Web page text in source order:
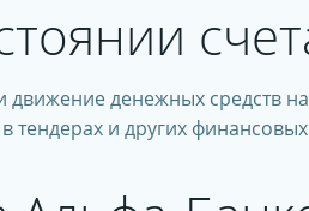
денежных средств
тендерах и других